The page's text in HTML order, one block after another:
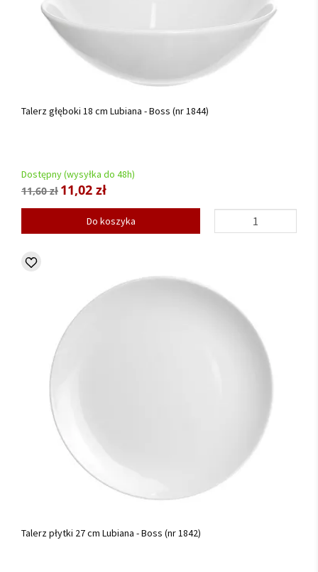
Talerz głęboki 18 cm Lubiana - Boss (nr 1844)
Dostępny (wysyłka do 48h)
11,60 zł 11,02 zł
Do koszyka
Talerz płytki 27 cm Lubiana - Boss (nr 1842)